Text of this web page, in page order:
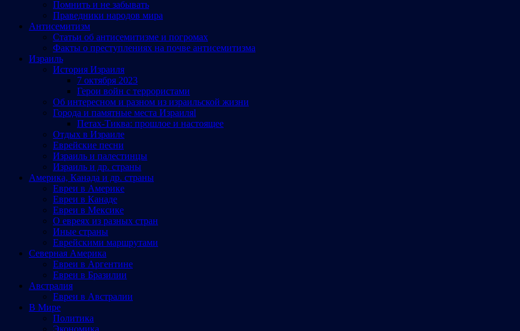
Помнить и не забывать
Праведники народов мира
Антисемитизм
Статьи об антисемитизме и погромах
Факты о преступлениях на почве антисемитизма
Израиль
История Израиля
7 октября 2023
Герои войн с террористами
Об интересном и разном из израильской жизни
Города и памятные места Израиляl
Петах-Тиква: прошлое и настоящее
Отдых в Израиле
Еврейские песни
Израиль и палестинцы
Израиль и др. страны
Америка, Канада и др. страны
Евреи в Америке
Евреи в Канаде
Евреи в Мексике
О евреях из разных стран
Иные страны
Еврейскими маршрутами
Северная Америка
Евреи в Аргентине
Евреи в Бразилии
Австралия
Евреи в Австралии
В Мире
Политика
Экономика